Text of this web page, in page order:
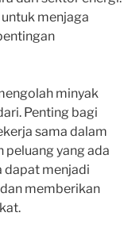
menjaga
minyak
Penting bagi
sama dalam
yang ada
dapat menjadi
memberikan